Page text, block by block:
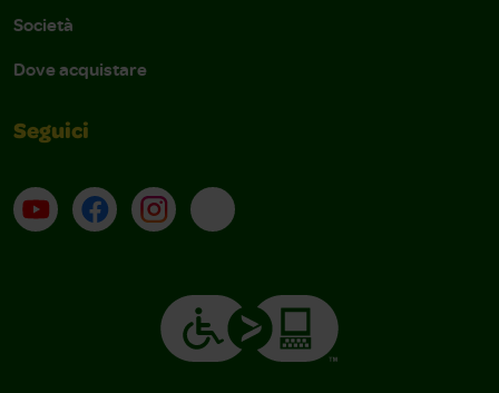
Società
Dove acquistare
Seguici
Su YouTube
ContattiProfilo Instagram
Email